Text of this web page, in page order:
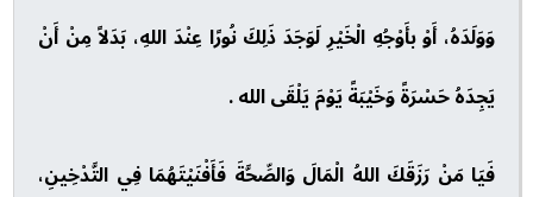
وَوَلَدَهُ، أَوْ بأَوْجُهِ الْخَيْرِ لَوَجَدَ ذَلِكَ نُورًا عِنْدَ اللهِ، بَدَلاً مِنْ أَنْ
يَجِدَهُ حَسْرَةً وَخَيْبَةً يَوْمَ يَلْقَى الله .
فَيَا مَنْ رَزَقَكَ اللهُ الْمَالَ وَالصِّحَّةَ فَأَفْنَيْتَهُمَا فِي التَّدْخِينِ،